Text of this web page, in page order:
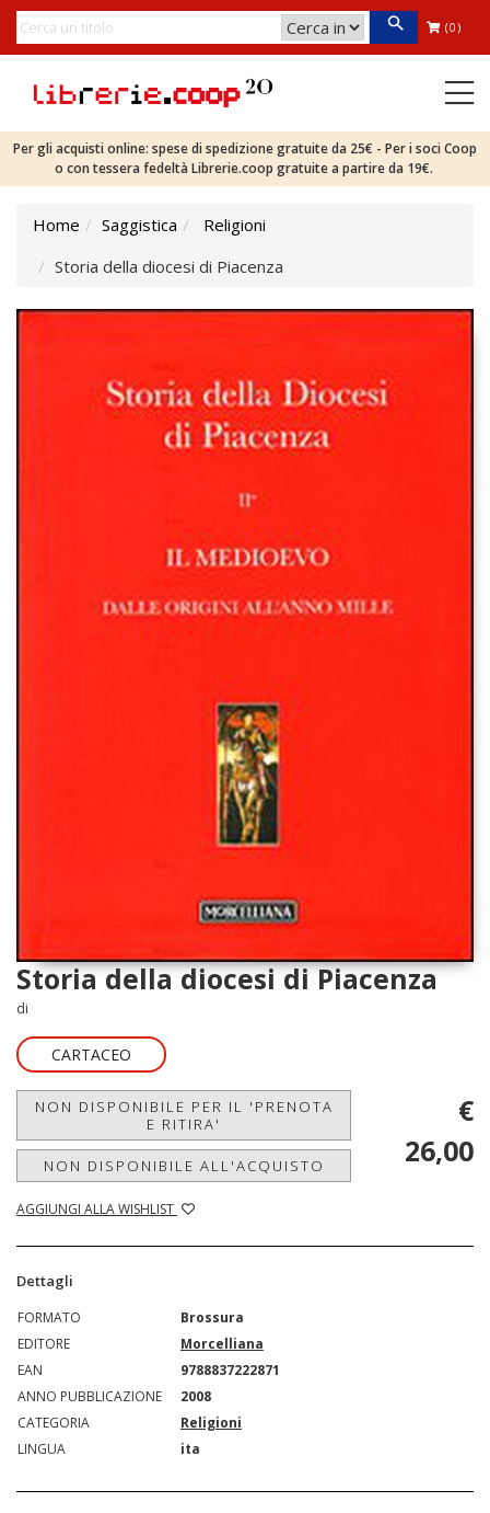
(0)
Per gli acquisti online: spese di spedizione gratuite da 25€ - Per i soci Coop
o con tessera fedeltà Librerie.coop gratuite a partire da 19€.
Home Saggistica
Religioni
Storia della diocesi di Piacenza
Storia della diocesi di Piacenza
di
CARTACEO
NON DISPONIBILE PER IL 'PRENOTA
E RITIRA'
NON DISPONIBILE ALL'ACQUISTO
AGGIUNGI ALLA WISHLIST
€
26,00
Dettagli
FORMATO
Brossura
EDITORE
Morcelliana
EAN
9788837222871
ANNO PUBBLICAZIONE
2008
CATEGORIA
Religioni
LINGUA
ita